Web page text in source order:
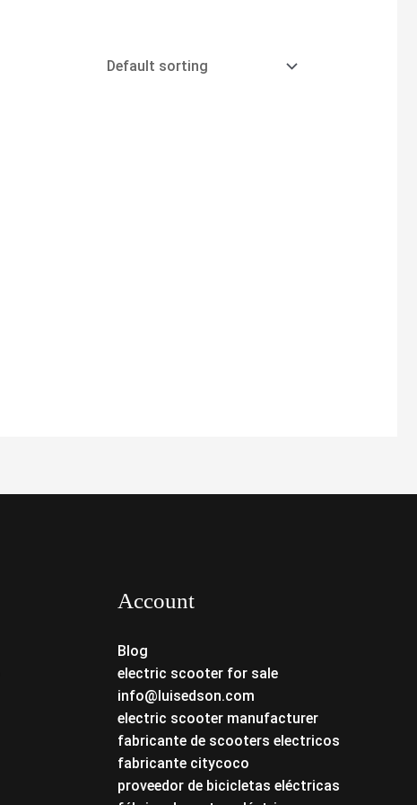
Account
Blog
electric scooter for sale
info@luisedson.com
electric scooter manufacturer
fabricante de scooters electricos
fabricante citycoco
proveedor de bicicletas eléctricas